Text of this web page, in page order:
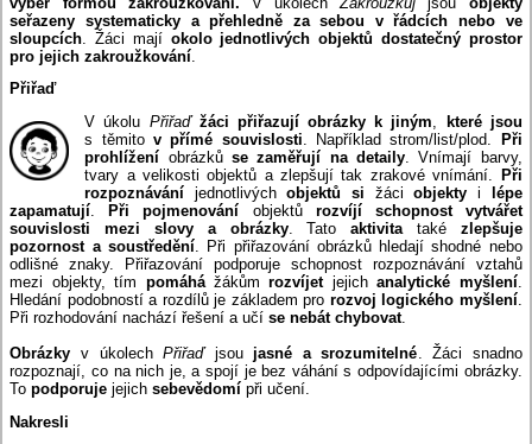
seřazeny systematicky a přehledně za sebou v řádcích nebo ve
sloupcích . Žáci mají okolo jednotlivých objektů dostatečný prostor
pro jejich zakroužkování
Přiřaď
V úkolu Přiřaď žáci přiřazují obrázky k jiným,
které jsou
s těmito v přímé souvislosti. Například strom/list/plod.
Při
prohlížení obrázkůse zaměřují na detaily. Vnímají barvy,
tvary a velikosti objektů a zlepšují tak zrakové vnímání.
Při
rozpoznávání jednotlivýchobjektů si žáciobjekty i
lépe
zapamatují. Při pojmenování objektů rozvíjí schopnost vytvářet
souvislosti mezi slovy a obrázky. Tatoaktivita také zlepšuje
pozornost a soustředění. Při přiřazování obrázků hledají shodné nebo
odlišné znaky. Přiřazování podporuje schopnost rozpoznávání vztahů
mezi objekty, tím pomáhážákůmrozvíjet jejichanalytické myšlení.
Hledání podobností a rozdílů je základem pro rozvoj logického myšlení.
Při rozhodování nachází řešení a učí se nebát chybovat.
Obrázky v úkolechPřiřaďjsou jasné a srozumitelné. Žáci snadno
rozpoznají, co na nich je, a spojí je bez váhání s odpovídajícími obrázky.
Topodporujejejichsebevědomípři učení.
Nakresli